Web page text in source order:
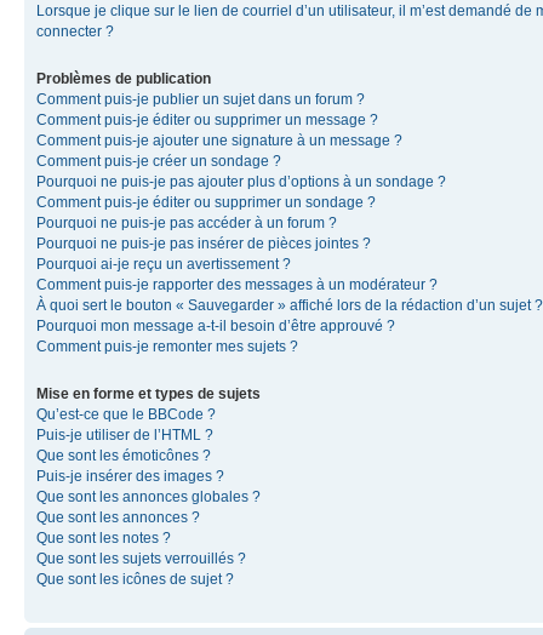
Lorsque je clique sur le lien de courriel d’un utilisateur, il m’est demandé de
connecter ?
Problèmes de publication
Comment puis-je publier un sujet dans un forum ?
Comment puis-je éditer ou supprimer un message ?
Comment puis-je ajouter une signature à un message ?
Comment puis-je créer un sondage ?
Pourquoi ne puis-je pas ajouter plus d’options à un sondage ?
Comment puis-je éditer ou supprimer un sondage ?
Pourquoi ne puis-je pas accéder à un forum ?
Pourquoi ne puis-je pas insérer de pièces jointes ?
Pourquoi ai-je reçu un avertissement ?
Comment puis-je rapporter des messages à un modérateur ?
À quoi sert le bouton « Sauvegarder » affiché lors de la rédaction d’un sujet ?
Pourquoi mon message a-t-il besoin d’être approuvé ?
Comment puis-je remonter mes sujets ?
Mise en forme et types de sujets
Qu’est-ce que le BBCode ?
Puis-je utiliser de l’HTML ?
Que sont les émoticônes ?
Puis-je insérer des images ?
Que sont les annonces globales ?
Que sont les annonces ?
Que sont les notes ?
Que sont les sujets verrouillés ?
Que sont les icônes de sujet ?